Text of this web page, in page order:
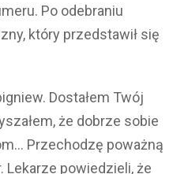
Po odebraniu
który przedstawił się
Dostałem Twój
że dobrze sobie
Przechodzę poważną
Lekarze powiedzieli, że